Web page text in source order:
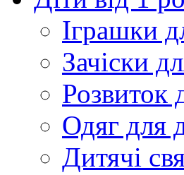
Іграшки
Зачіски
Розвиток
Одяг для
Дитячі